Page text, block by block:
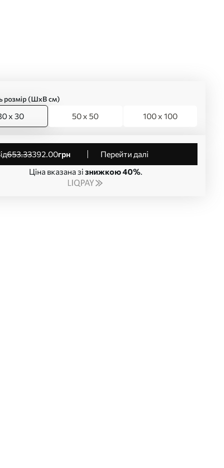
розмір (ШхВ см)
x 30 50 x 50 100 x 100
від653.33392.00грн
Перейти далі
Ціна вказана зі знижкою 40%.